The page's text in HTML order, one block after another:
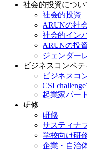
社会的投資につい
社会的投資
ARUNの社
社会的イン
ARUNの投
ジェンダー
ビジネスコンペ
ビジネスコ
CSI
起業家パー
研修
研修
サスティナ
学校向け研
企業・自治